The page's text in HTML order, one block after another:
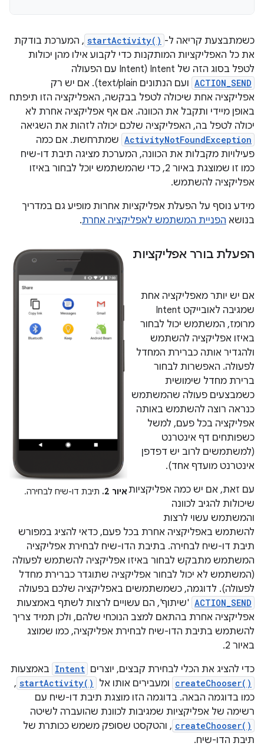
כשמתבצעת קריאה ל- startActivity() , המערכת בודקת
את כל האפליקציות המותקנות כדי לקבוע אילו מהן יכולות
לטפל בסוג הזה של Intent (‏Intent עם הפעולה
ACTION_SEND
ועם הנתונים text/plain). אם יש רק
אפליקציה אחת שיכולה לטפל בבקשה, האפליקציה הזו תיפתח
באופן מיידי ותקבל את הכוונה. אם אף אפליקציה אחרת לא
יכולה לטפל בה, האפליקציה שלכם יכולה לזהות את השגיאה
ActivityNotFoundException שמתרחשת. אם כמה
פעילויות מקבלות את הכוונה, המערכת מציגה תיבת דו-שיח
כמו זו שמוצגת באיור 2, כדי שהמשתמש יוכל לבחור באיזו
אפליקציה להשתמש.
מידע נוסף על הפעלת אפליקציות אחרות מופיע גם במדריך
בנושא הפניית המשתמש לאפליקציה אחרת.
איור 2. תיבת דו-שיח לבחירה.
הפעלת בורר אפליקציות
אם יש יותר מאפליקציה אחת
שמגיבה לאובייקט Intent
מרומז, המשתמש יכול לבחור
באיזו אפליקציה להשתמש
ולהגדיר אותה כברירת המחדל
לפעולה. האפשרות לבחור
ברירת מחדל שימושית
כשמבצעים פעולה שהמשתמש
כנראה רוצה להשתמש באותה
אפליקציה בכל פעם, למשל
כשפותחים דף אינטרנט
(למשתמשים לרוב יש דפדפן
אינטרנט מועדף אחד).
עם זאת, אם יש כמה אפליקציות
שיכולות להגיב לכוונה
והמשתמש עשוי לרצות
להשתמש באפליקציה אחרת בכל פעם, כדאי להציג במפורש
תיבת דו-שיח לבחירה. בתיבת הדו-שיח לבחירת אפליקציה
המשתמש מתבקש לבחור באיזו אפליקציה להשתמש לפעולה
(המשתמש לא יכול לבחור אפליקציה שתוגדר כברירת מחדל
לפעולה). לדוגמה, כשמשתמשים באפליקציה שלכם בפעולה
ACTION_SEND 'שיתוף', הם עשויים לרצות לשתף באמצעות
אפליקציה אחרת בהתאם למצב הנוכחי שלהם, ולכן תמיד צריך
להשתמש בתיבת הדו-שיח לבחירת אפליקציה, כמו שמוצג
באיור 2.
כדי להציג את הכלי לבחירת קבצים, יוצרים Intent באמצעות
createChooser() ומעבירים אותו אל startActivity()
,
כמו בדוגמה הבאה. בדוגמה הזו מוצגת תיבת דו-שיח עם
רשימה של אפליקציות שמגיבות לכוונת שהועברה לשיטה
createChooser() , והטקסט שסופק משמש ככותרת של
תיבת הדו-שיח.